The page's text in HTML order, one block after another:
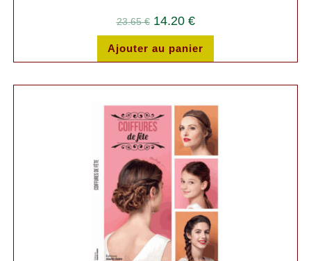
23.65€ 14.20 €
Ajouter au panier